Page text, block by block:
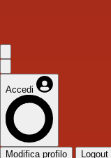
Accedi
Modifica profilo Logout